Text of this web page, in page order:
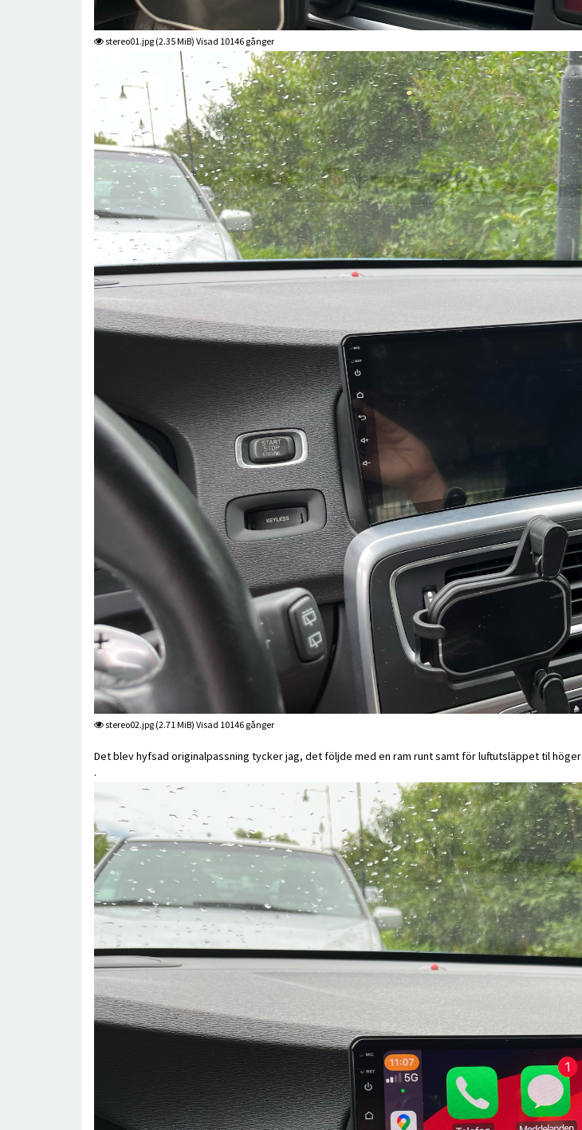
stereo01.jpg (2.35 MiB) Visad 10146 gånger
stereo02.jpg (2.71 MiB) Visad 10146 gånger
Det blev hyfsad originalpassning tycker jag, det följde med en ram runt samt för luftutsläppet til höger
.